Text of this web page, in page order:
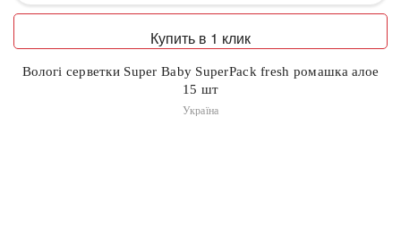
Купить в 1 клик
Вологі серветки Super Baby SuperPack fresh ромашка алое
15 шт
Україна